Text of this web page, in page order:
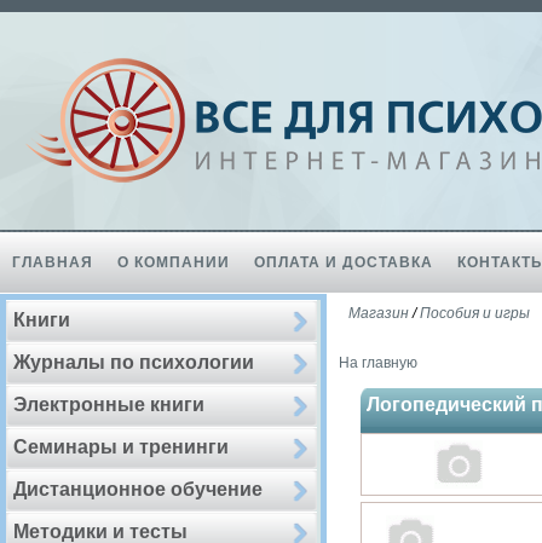
ГЛАВНАЯ О КОМПАНИИ ОПЛАТА И ДОСТАВКА
Книги
Журналы по психологии
Электронные книги
Семинары и тренинги
Дистанционное обучение
Методики и тесты
Магазин/Пособия и игры
На главную
Логопедический